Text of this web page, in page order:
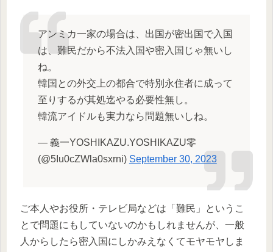
アンミカ一家の場合は、出国が密出国で入国
は、難民だから不法入国や密入国じゃ無いし
ね。
韓国との外交上の都合で特別永住者に成って
至りするが其処迄やる必要性無し。
韓流アイドルも実力なら問題無いしね。
— 義一YOSHIKAZU.YOSHIKAZU零
(@5Iu0cZWla0sxrni) September 30, 2023
ご本人やお役所・テレビ局などは「難民」というこ
とで問題にもしていないのかもしれませんが、一般
人からしたら密入国にしかみえなくてモヤモヤしま